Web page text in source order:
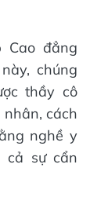
Cao đẳng
chúng
thầy cô
cách
nghề y
cả sự cẩn